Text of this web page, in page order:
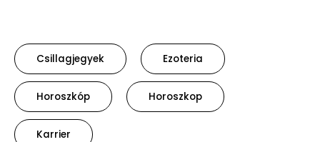
Csillagjegyek Ezoteria
Horoszkóp Horoszkop
Karrier